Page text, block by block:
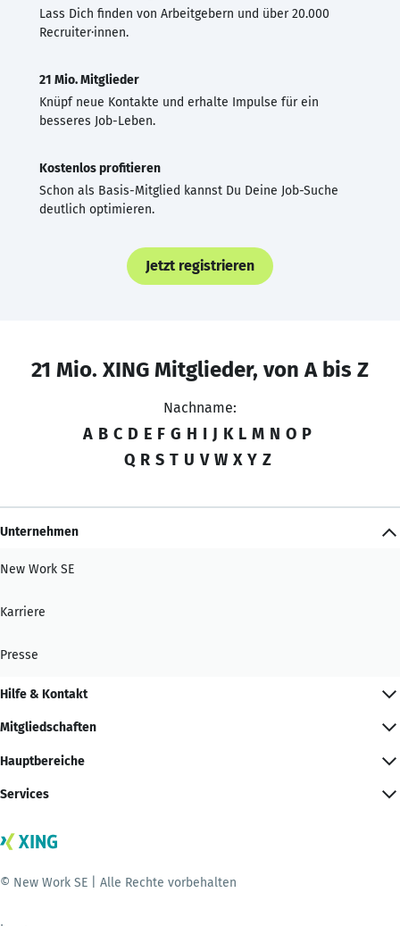
Lass Dich finden von Arbeitgebern und über 20.000
Recruiter·innen.
21 Mio. Mitglieder
Knüpf neue Kontakte und erhalte Impulse für ein
besseres Job-Leben.
Kostenlos profitieren
Schon als Basis-Mitglied kannst Du Deine Job-Suche
deutlich optimieren.
Jetzt registrieren
21 Mio. XING Mitglieder, von A bis Z
Nachname:
A B C D E F G H I J K L M N O P
Q R S T U V W X Y Z
Unternehmen
New Work SE
Karriere
Presse
Hilfe & Kontakt
Mitgliedschaften
Hauptbereiche
Services
© New Work SE | Alle Rechte vorbehalten